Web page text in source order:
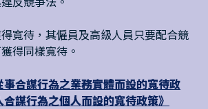
寬待，其僱員及高級人員只要配合競
得同樣寬待。
事合謀行為之業務實體而設的寬待政
合謀行為之個人而設的寬待政策》